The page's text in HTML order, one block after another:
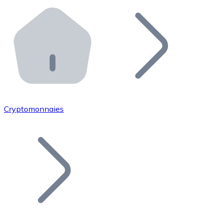
Distributeurs automatiques Bitnovo
Intégrez un ATM Bitnovo dans votre entreprise et
API Bitnovo
Intégrez notre API dans votre écosystème.
Rejoignez notre réseau de distributeurs et
Ajoutez le token de votre projet à notre service
Cryptomonnaies